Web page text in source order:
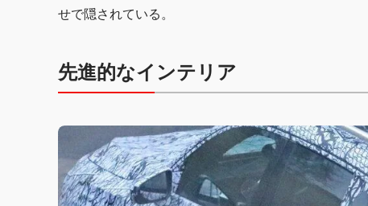
せで隠されている。
先進的なインテリア